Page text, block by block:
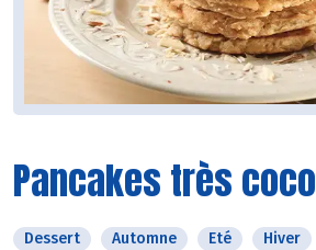
Pancakes très coco
Dessert Automne Eté Hiver